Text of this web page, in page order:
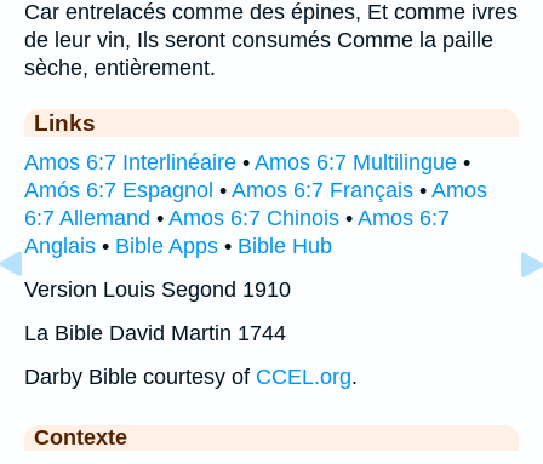
Car entrelacés comme des épines, Et comme ivres
de leur vin, Ils seront consumés Comme la paille
sèche, entièrement.
Links
Amos 6:7 Interlinéaire • Amos 6:7 Multilingue •
Amós 6:7 Espagnol • Amos 6:7 Français • Amos
6:7 Allemand • Amos 6:7 Chinois • Amos 6:7
Anglais • Bible Apps • Bible Hub
Version Louis Segond 1910
La Bible David Martin 1744
Darby Bible courtesy of CCEL.org.
Contexte